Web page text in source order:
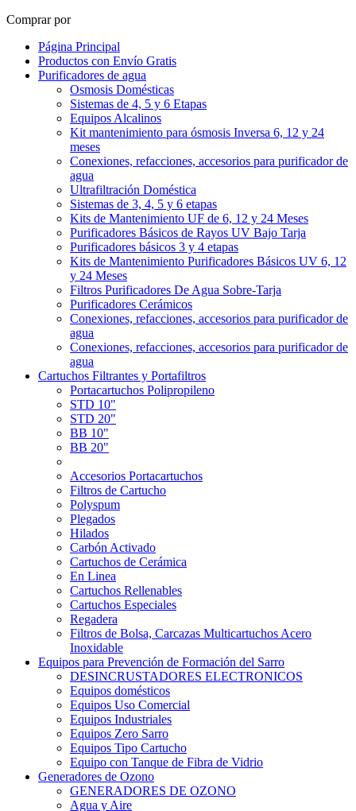
Comprar por
Página Principal
Productos con Envío Gratis
Purificadores de agua
Osmosis Domésticas
Sistemas de 4, 5 y 6 Etapas
Equipos Alcalinos
Kit mantenimiento para ósmosis Inversa 6, 12 y 24
meses
Conexiones, refacciones, accesorios para purificador de
agua
Ultrafiltración Doméstica
Sistemas de 3, 4, 5 y 6 etapas
Kits de Mantenimiento UF de 6, 12 y 24 Meses
Purificadores Básicos de Rayos UV Bajo Tarja
Purificadores básicos 3 y 4 etapas
Kits de Mantenimiento Purificadores Básicos UV 6, 12
y 24 Meses
Filtros Purificadores De Agua Sobre-Tarja
Purificadores Cerámicos
Conexiones, refacciones, accesorios para purificador de
agua
Conexiones, refacciones, accesorios para purificador de
agua
Cartuchos Filtrantes y Portafiltros
Portacartuchos Polipropileno
STD 10"
STD 20"
BB 10"
BB 20"
Accesorios Portacartuchos
Filtros de Cartucho
Polyspum
Plegados
Hilados
Carbón Activado
Cartuchos de Cerámica
En Linea
Cartuchos Rellenables
Cartuchos Especiales
Regadera
Filtros de Bolsa, Carcazas Multicartuchos Acero
Inoxidable
Equipos para Prevención de Formación del Sarro
DESINCRUSTADORES ELECTRONICOS
Equipos domésticos
Equipos Uso Comercial
Equipos Industriales
Equipos Zero Sarro
Equipos Tipo Cartucho
Equipo con Tanque de Fibra de Vidrio
Generadores de Ozono
GENERADORES DE OZONO
Agua y Aire